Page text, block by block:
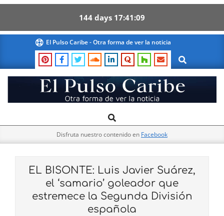
144 days 17 41 08
content
El Pulso Caribe - Otra forma de ver la noticia
Search
El
Pulso
Navigation
Search
Disfruta nuestro contenido en Facebook
EL BISONTE: Luis Javier Suárez,
el ‘samario’ goleador que
estremece la Segunda División
española